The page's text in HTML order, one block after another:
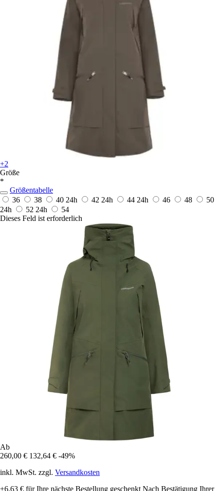
+2
Größe
*
Größentabelle
36
38 40 24h 42 24h 44 24h 46 48
50
24h
52 24h
54
Dieses Feld ist erforderlich
Ab
260,00 € 132,64 € -49%
inkl. MwSt. zzgl. Versandkosten
+6,63 € für Ihre nächste Bestellung geschenkt Nach Bestätigung Ihrer